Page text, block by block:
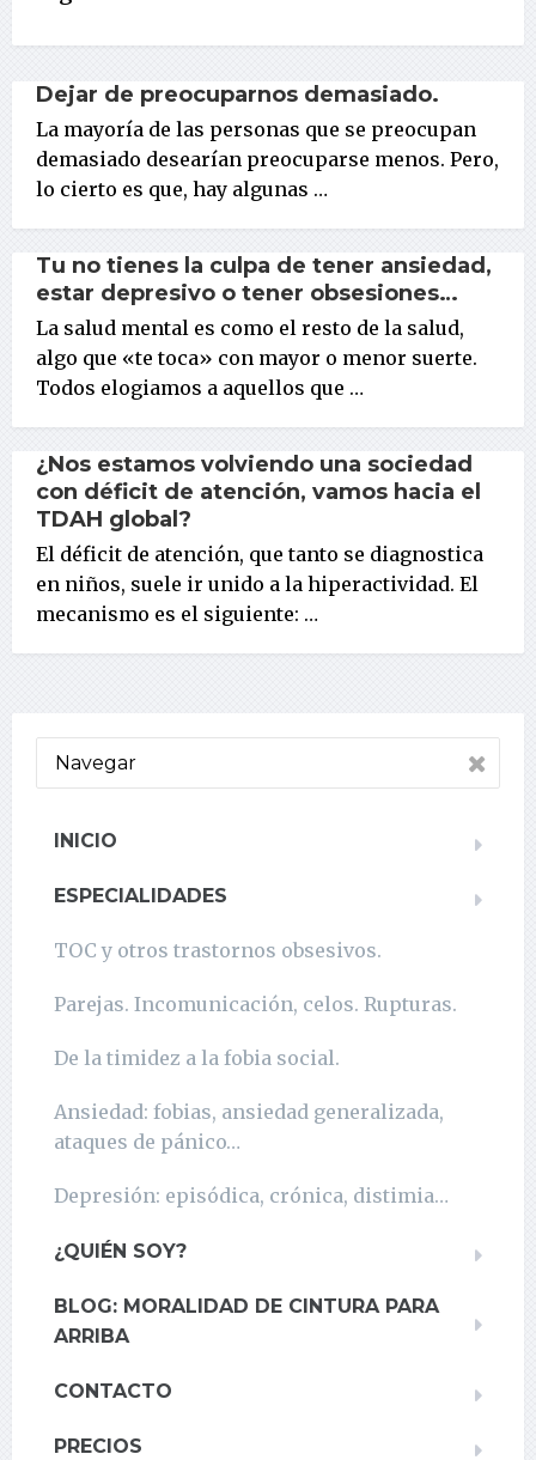
Dejar de preocuparnos demasiado.
La mayoría de las personas que se preocupan
demasiado desearían preocuparse menos. Pero,
lo cierto es que, hay algunas …
Tu no tienes la culpa de tener ansiedad,
estar depresivo o tener obsesiones…
La salud mental es como el resto de la salud,
algo que «te toca» con mayor o menor suerte.
Todos elogiamos a aquellos que …
¿Nos estamos volviendo una sociedad
con déficit de atención, vamos hacia el
TDAH global?
El déficit de atención, que tanto se diagnostica
en niños, suele ir unido a la hiperactividad. El
mecanismo es el siguiente: …
Navegar
INICIO
ESPECIALIDADES
TOC y otros trastornos obsesivos.
Parejas. Incomunicación, celos. Rupturas.
De la timidez a la fobia social.
Ansiedad: fobias, ansiedad generalizada,
ataques de pánico…
Depresión: episódica, crónica, distimia…
¿QUIÉN SOY?
BLOG: MORALIDAD DE CINTURA PARA
ARRIBA
CONTACTO
PRECIOS